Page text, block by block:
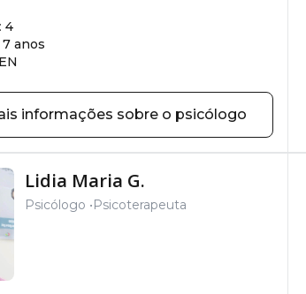
4
7 anos
informações sobre o psicólogo
Lidia Maria G.
Psicólogo Psicoterapeuta